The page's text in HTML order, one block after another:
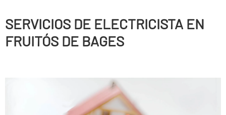
SERVICIOS DE ELECTRICISTA EN
FRUITÓS DE BAGES